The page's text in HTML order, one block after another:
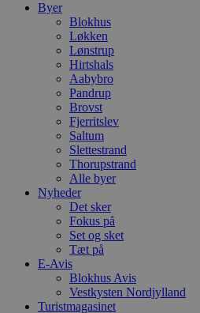
Byer
Blokhus
Løkken
Lønstrup
Hirtshals
Aabybro
Pandrup
Brovst
Fjerritslev
Saltum
Slettestrand
Thorupstrand
Alle byer
Nyheder
Det sker
Fokus på
Set og sket
Tæt på
E-Avis
Blokhus Avis
Vestkysten Nordjylland
Turistmagasinet